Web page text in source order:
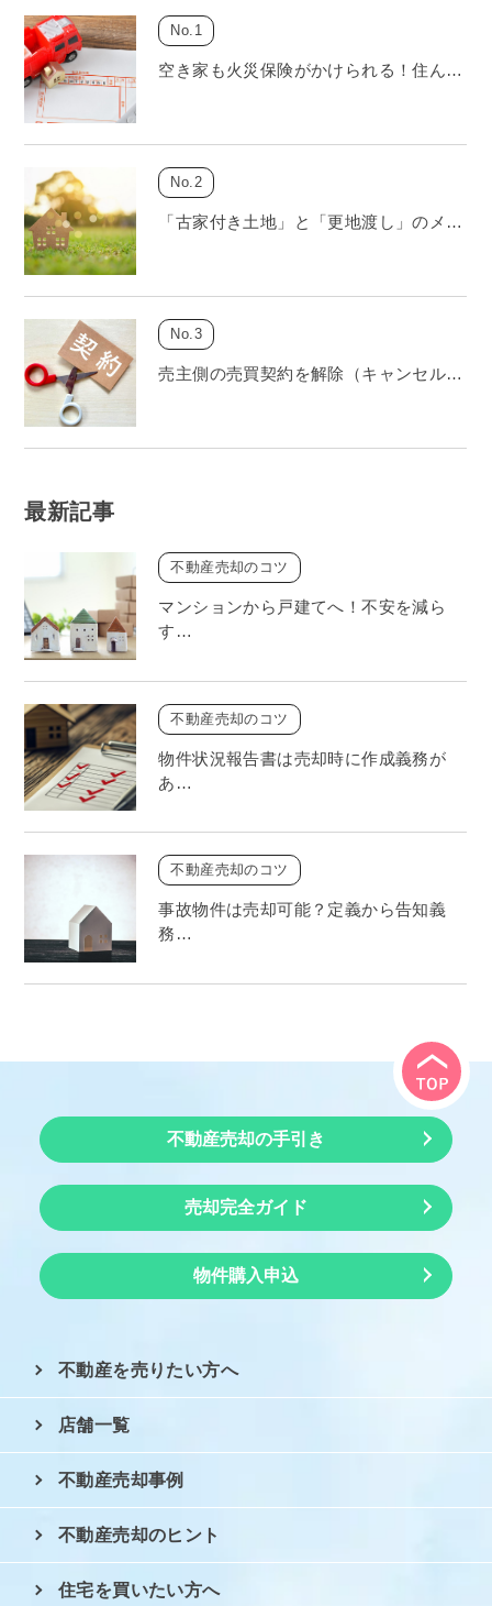
空き家も火災保険がかけられる！住ん…
「古家付き土地」と「更地渡し」のメ…
売主側の売買契約を解除（キャンセル…
最新記事
不動産売却のコツ
マンションから戸建てへ！不安を減ら
す…
不動産売却のコツ
物件状況報告書は売却時に作成義務が
あ…
不動産売却のコツ
事故物件は売却可能？定義から告知義
務…
不動産売却の手引き
売却完全ガイド
物件購入申込
不動産を売りたい方へ
店舗一覧
不動産売却事例
不動産売却のヒント
住宅を買いたい方へ